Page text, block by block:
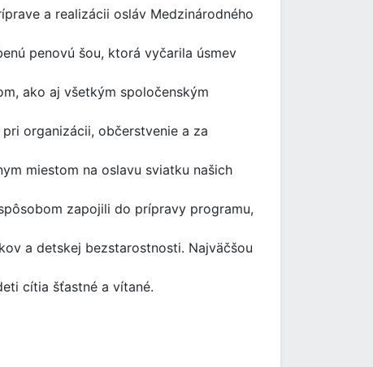
a realizácii osláv Medzinárodného
penovú šou, ktorá vyčarila úsmev
ako aj všetkým spoločenským
organizácii, občerstvenie a za
miestom na oslavu sviatku našich
zapojili do prípravy programu,
a detskej bezstarostnosti. Najväčšou
cítia šťastné a vítané.